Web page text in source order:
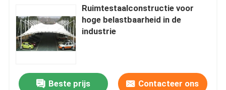
Ongeveer ons
Ruimtestaalconstructie voor
hoge belastbaarheid in de
industrie
Beste prijs Contacteer ons